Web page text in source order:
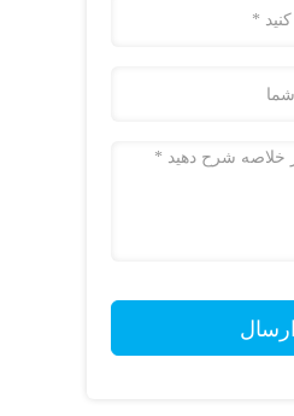
ارسال